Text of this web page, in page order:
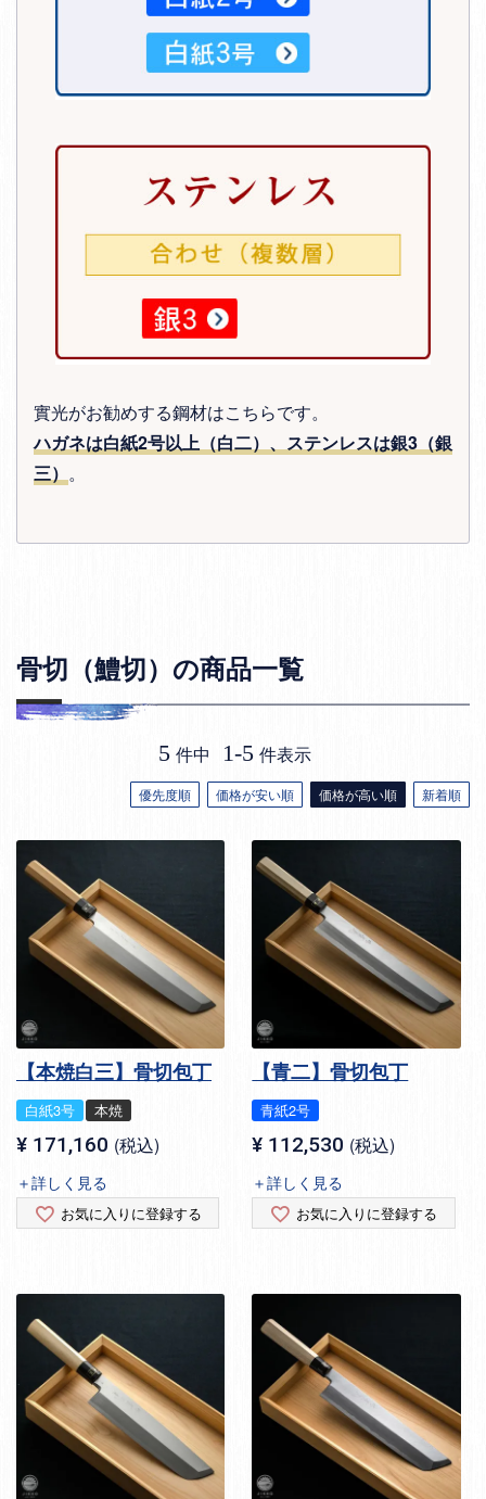
實光がお勧めする鋼材はこちらです。
ハガネは白紙2号以上（白二）、ステンレスは銀3（銀
三） 。
骨切（鱧切）の商品一覧
優先度順 価格が安い順 価格が高い順 新着順
5 件中 1-5 件表示
【本焼白三】骨切包丁
白紙3号 本焼
¥ 171,160 税込
＋詳しく見る
お気に入りに登録する
【青二】骨切包丁
青紙2号
¥ 112,530 税込
＋詳しく見る
お気に入りに登録する